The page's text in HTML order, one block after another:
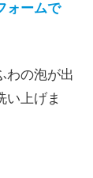
ォームで
わの泡が出
い上げま